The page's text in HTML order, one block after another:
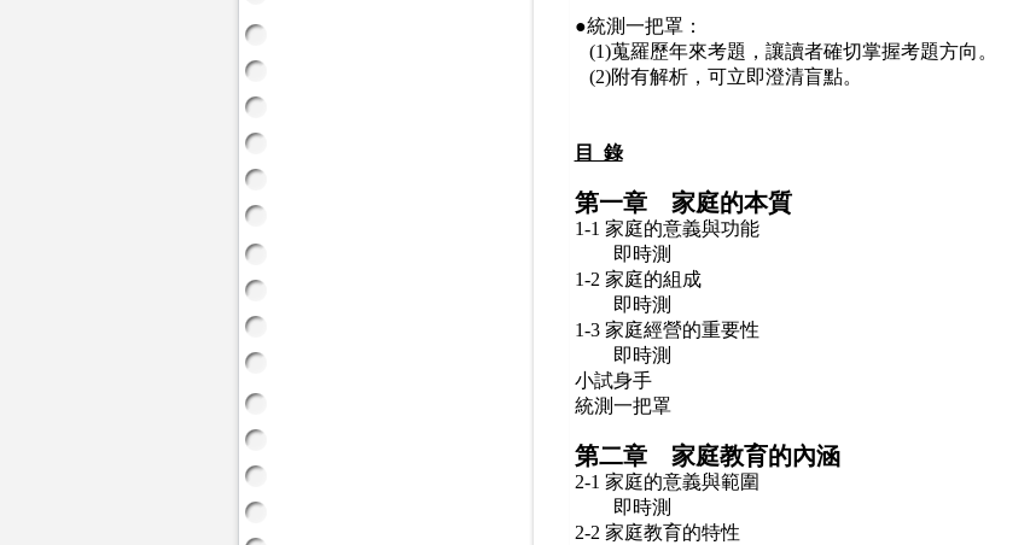
●統測一把罩：
(1)蒐羅歷年來考題，讓讀者確切掌握考題方向。
(2)附有解析，可立即澄清盲點。
目 錄
第一章 家庭的本質
1-1 家庭的意義與功能
即時測
1-2 家庭的組成
即時測
1-3 家庭經營的重要性
即時測
小試身手
統測一把罩
第二章 家庭教育的內涵
2-1 家庭的意義與範圍
即時測
2-2 家庭教育的特性